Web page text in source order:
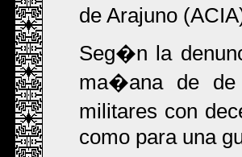
de Arajuno
Seg�n la
ma�ana de de
militares con
como para una